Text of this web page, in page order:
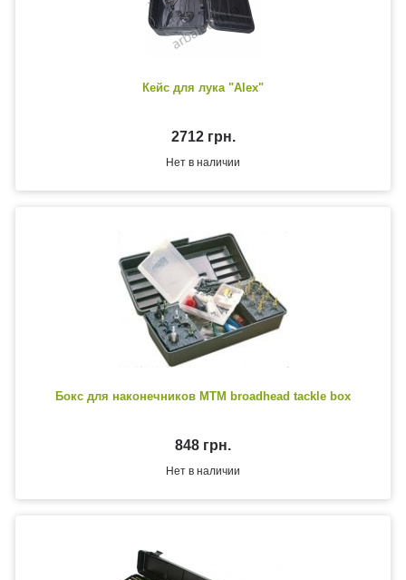
Кейс для лука "Alex"
2712 грн.
Нет в наличии
Бокс для наконечников MTM broadhead tackle box
848 грн.
Нет в наличии